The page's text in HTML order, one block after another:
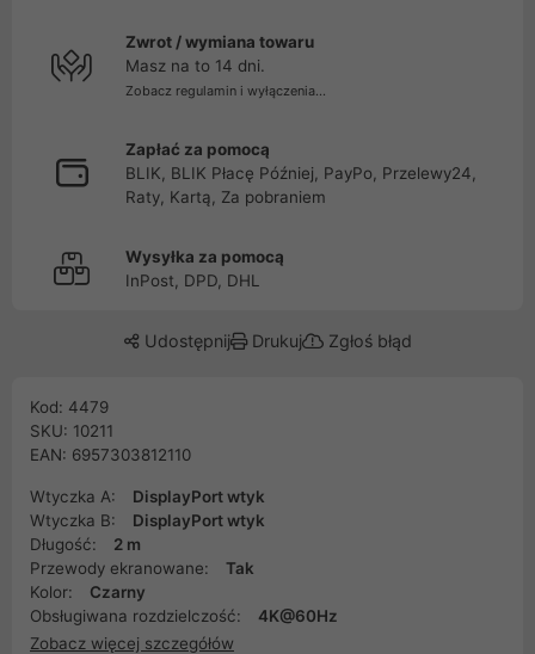
Zwrot / wymiana towaru
Masz na to 14 dni.
Zobacz regulamin i wyłączenia...
Zapłać za pomocą
BLIK, BLIK Płacę Później, PayPo, Przelewy24,
Raty, Kartą, Za pobraniem
Wysyłka za pomocą
InPost, DPD, DHL
Udostępnij Drukuj Zgłoś błąd
Kod: 4479
SKU: 10211
EAN: 6957303812110
Wtyczka A:
DisplayPort wtyk
Wtyczka B:
DisplayPort wtyk
Długość:
2 m
Przewody ekranowane:
Tak
Kolor:
Czarny
Obsługiwana rozdzielczość:
4K@60Hz
Zobacz więcej szczegółów